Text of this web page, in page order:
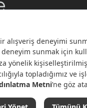
© 2026 Karaca Home